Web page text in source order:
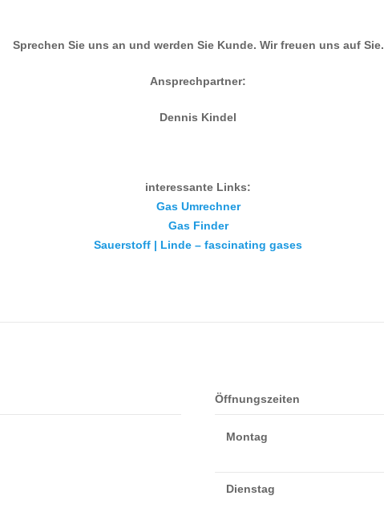
Sprechen Sie uns an und werden Sie Kunde. Wir freuen uns auf Sie.
Ansprechpartner:
Dennis Kindel
interessante Links:
Gas Umrechner
Gas Finder
Sauerstoff | Linde – fascinating gases
Öffnungszeiten
Montag
Dienstag